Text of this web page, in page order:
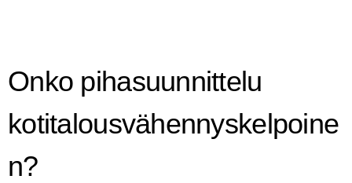
Onko pihasuunnittelu
kotitalousvähennyskelpoine
n?